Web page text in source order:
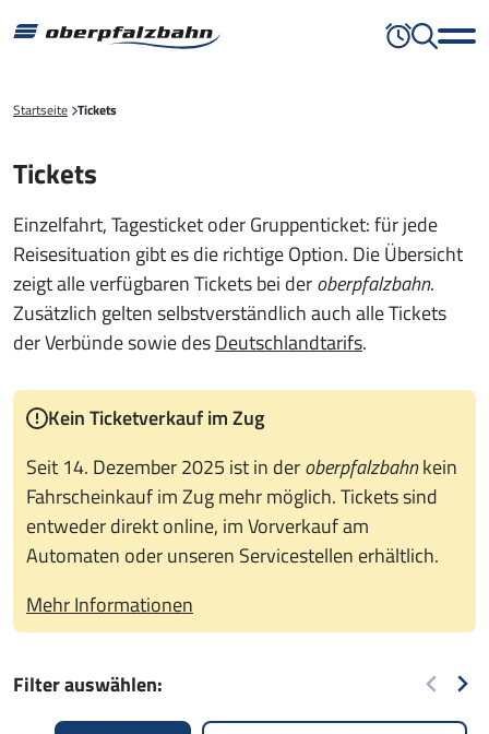
Startseite Tickets
Tickets
Einzelfahrt, Tagesticket oder Gruppenticket: für jede
Reisesituation gibt es die richtige Option. Die Übersicht
zeigt alle verfügbaren Tickets bei deroberpfalzbahn.
Zusätzlich gelten selbstverständlich auch alle Tickets
der Verbünde sowie desDeutschlandtarifs.
Kein Ticketverkauf im Zug
Seit 14. Dezember 2025 ist in deroberpfalzbahnkein
Fahrscheinkauf im Zug mehr möglich. Tickets sind
entweder direkt online, im Vorverkauf am
Automaten oder unseren Servicestellen erhältlich.
Mehr Informationen
Filter auswählen: